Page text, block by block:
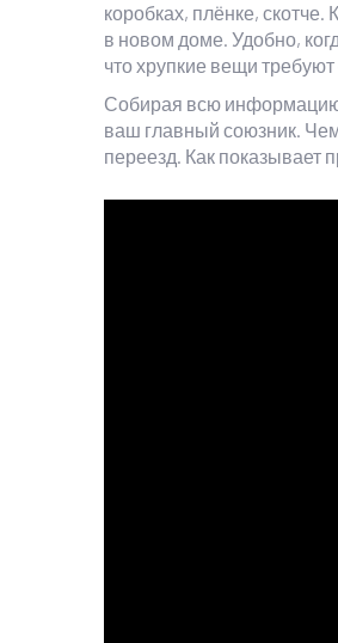
коробках, плёнке,
в новом доме. Удобно,
что хрупкие вещи
Собирая всю информацию
ваш главный союзник.
переезд. Как показывает